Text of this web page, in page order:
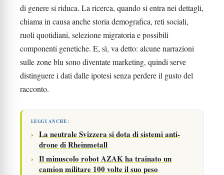
di genere si riduca. La ricerca, quando si entra nei dettagli,
chiama in causa anche storia demografica, reti sociali,
ruoli quotidiani, selezione migratoria e possibili
componenti genetiche. E, sì, va detto: alcune narrazioni
sulle zone blu sono diventate marketing, quindi serve
distinguere i dati dalle ipotesi senza perdere il gusto del
racconto.
LEGGI ANCHE :
La neutrale Svizzera si dota di sistemi anti-
drone di Rheinmetall
Il minuscolo robot AZAK ha trainato un
camion militare 100 volte il suo peso